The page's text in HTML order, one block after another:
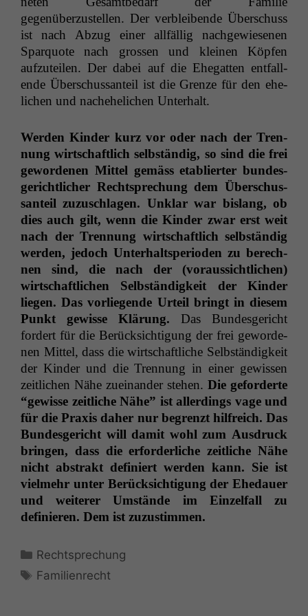
gegenüberzustellen. Der verbleibende Über­schuss
ist nach Abzug ein­er allfäl­lig nachgewiese­nen
Spar­quote nach grossen und kleinen Köpfen
aufzuteilen. Der dabei auf die Ehe­gat­ten ent­fal­l­
ende Über­schus­san­teil ist die Gren­ze für den ehe­
lichen und nachehe­lichen Unterhalt.
Wer­den Kinder kurz vor oder nach der Tren­
nung wirtschaftlich selb­ständig, so sind die frei
gewor­de­nen Mit­tel gemäss etabliert­er bun­des­
gerichtlich­er Recht­sprechung dem Über­schus­
san­teil zuzuschla­gen. Unklar war bis­lang, ob
dies auch gilt, wenn die Kinder zwar erst weit
nach der Tren­nung wirtschaftlich selb­ständig
wer­den, jedoch Unter­haltspe­ri­o­den zu berech­
nen sind, die nach der (voraus­sichtlichen)
wirtschaftlichen Selb­ständigkeit der Kinder
liegen. Das vor­liegende Urteil bringt in diesem
Punkt gewisse Klärung. Das Bun­des­gericht
fordert für die Berück­sich­ti­gung der frei gewor­de­
nen Mit­tel, dass die wirtschaftliche Selb­ständigkeit
der Kinder und die Tren­nung in ein­er gewis­sen
zeitlichen Nähe zueinan­der ste­hen. Die geforderte
“gewisse zeitliche Nähe” ist allerd­ings vage und
für die Prax­is daher nur begren­zt hil­fre­ich. Das
Bun­des­gericht will damit wohl zum Aus­druck
brin­gen, dass die erforder­liche zeitliche Nähe
nicht abstrakt definiert wer­den kann. Sie ist
vielmehr unter Berück­sich­ti­gung der Ehedauer
und weit­er­er Umstände im Einzelfall zu
definieren. Dem ist zuzustimmen.
Kategorien
Rechtsprechung
Schlagwörter
Familienrecht